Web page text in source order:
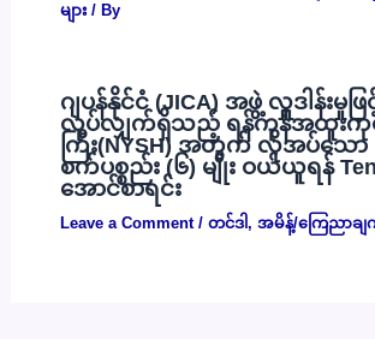
များ/ By
ဂျပန်နိုင်ငံ (JICA) အဖွဲ့ လှူဒါန်းမှု
လုပ်လျှက်ရှိသည့် ရန်ကုန်အထူးကု
ကြီး(NYSH) အတွက် လိုအပ်သော
စက်ပစ္စည်း (၆) မျိုး ဝယ်ယူရန်
အောင်စာရင်း
Leave a Comment / တင်ဒါ , အမိန့်/ကြေညာချက်